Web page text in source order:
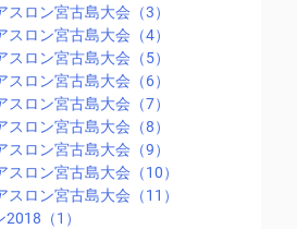
ロン宮古島大会（3）
ロン宮古島大会（4）
ロン宮古島大会（5）
ロン宮古島大会（6）
ロン宮古島大会（7）
ロン宮古島大会（8）
ロン宮古島大会（9）
ロン宮古島大会（10）
ロン宮古島大会（11）
（1）